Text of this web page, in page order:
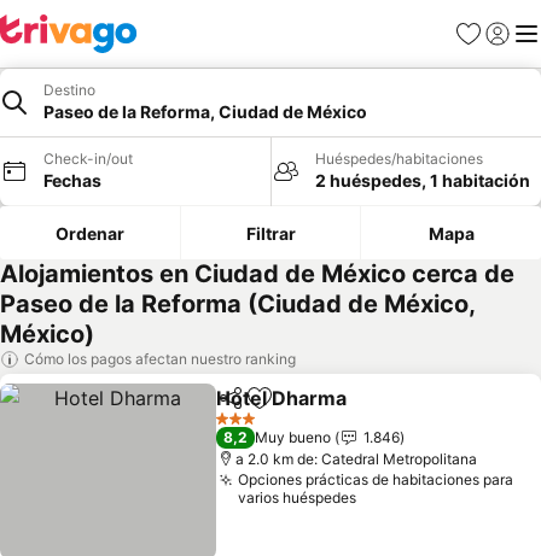
Favoritos
Iniciar
Destino
Paseo de la Reforma, Ciudad de México
Check-in/out
Fechas
Huéspedes/habitaciones
2 huéspedes, 1 habitación
Ordenar Filtrar Mapa
Alojamientos en Ciudad de México cerca de
Paseo de la Reforma (Ciudad de México,
México)
Cómo los pagos afectan nuestro ranking
CompartirAgregar a favoritos
Hotel Dharma
3 Estrellas
8,2 Muy bueno
1.846
a 2.0 km de: Catedral Metropolitana
Opciones prácticas de habitaciones para
varios huéspedes